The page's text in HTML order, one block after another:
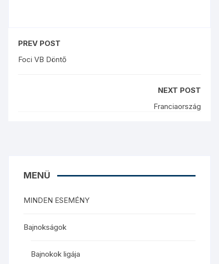
PREV POST
Foci VB Döntő
NEXT POST
Franciaország
MENÜ
MINDEN ESEMÉNY
Bajnokságok
Bajnokok ligája